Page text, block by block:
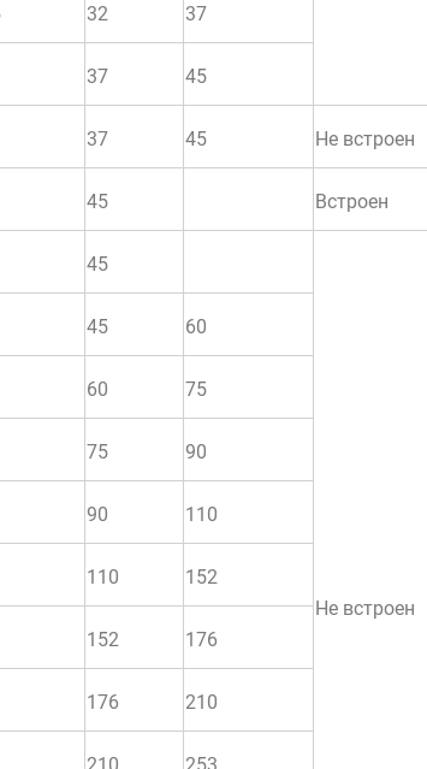
32 37
37 45
37 45 Не встроен
45 Встроен
45
Не встроен
45 60
60 75
75 90
90 110
110 152
152 176
176 210